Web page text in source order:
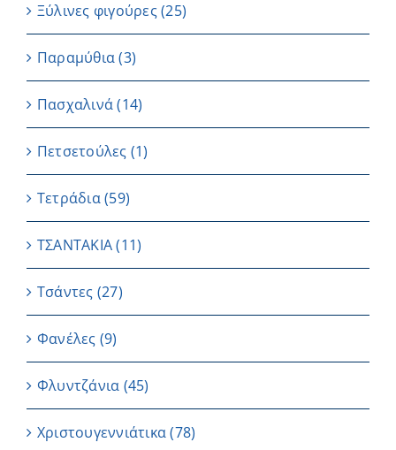
Ξύλινες φιγούρες(25)
Παραμύθια (3)
Πασχαλινά (14)
Πετσετούλες (1)
Τετράδια(59)
ΤΣΑΝΤΑΚΙΑ (11)
Τσάντες (27)
Φανέλες (9)
Φλυντζάνια (45)
Χριστουγεννιάτικα(78)